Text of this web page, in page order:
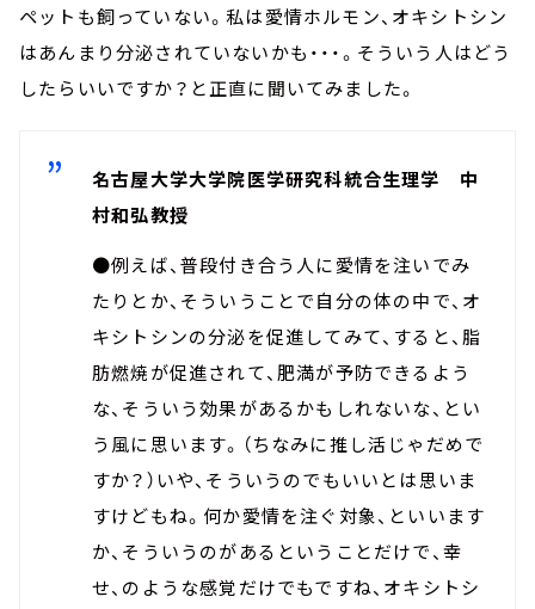
ペットも飼っていない。私は愛情ホルモン、オキシトシン
はあんまり分泌されていないかも・・・。そういう人はどう
したらいいですか？と正直に聞いてみました。
名古屋大学大学院医学研究科統合生理学 中
村和弘教授
●例えば、普段付き合う人に愛情を注いでみ
たりとか、そういうことで自分の体の中で、オ
キシトシンの分泌を促進してみて、すると、脂
肪燃焼が促進されて、肥満が予防できるよう
な、そういう効果があるかもしれないな、とい
う風に思います。（ちなみに推し活じゃだめで
すか？）いや、そういうのでもいいとは思いま
すけどもね。何か愛情を注ぐ対象、といいます
か、そういうのがあるということだけで、幸
せ、のような感覚だけでもですね、オキシトシ